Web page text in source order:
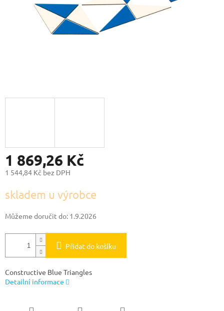
1 869,26 Kč
1 544,84 Kč bez DPH
cena:
skladem u výrobce
Můžeme doručit do: 1.9.2026
Přidat do košíku
Constructive Blue Triangles
Detailní informace